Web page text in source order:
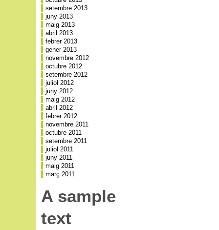
setembre 2013
juny 2013
maig 2013
abril 2013
febrer 2013
gener 2013
novembre 2012
octubre 2012
setembre 2012
juliol 2012
juny 2012
maig 2012
abril 2012
febrer 2012
novembre 2011
octubre 2011
setembre 2011
juliol 2011
juny 2011
maig 2011
març 2011
A sample
text